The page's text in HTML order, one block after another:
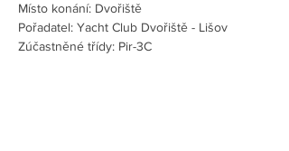
Místo konání: Dvořiště
Pořadatel: Yacht Club Dvořiště - Lišov
Zúčastněné třídy: Pir-3C